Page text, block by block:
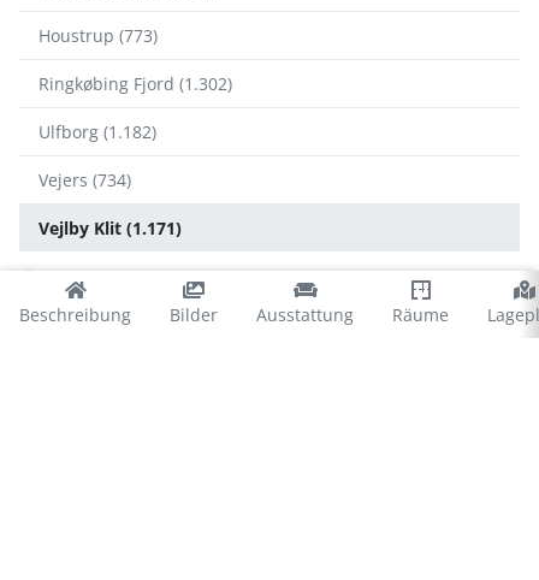
Beschreibung Bilder Ausstattung Räume
Houstrup (773)
Ringkøbing Fjord (1.302)
Ulfborg (1.182)
Vejers (734)
Vejlby Klit (1.171)
Vejlby Klit